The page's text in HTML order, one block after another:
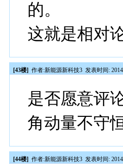
的。
这就是相对
[43楼] 作者:新能源新科技3 发表时间:
是否愿意评
角动量不守
[44楼] 作者:新能源新科技3 发表时间: